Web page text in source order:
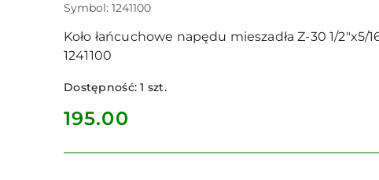
Symbol: 1241100
Koło łańcuchowe napędu mieszadła Z-30 1/2"x5/
1241100
Dostępność:1 szt.
cena:
195.00